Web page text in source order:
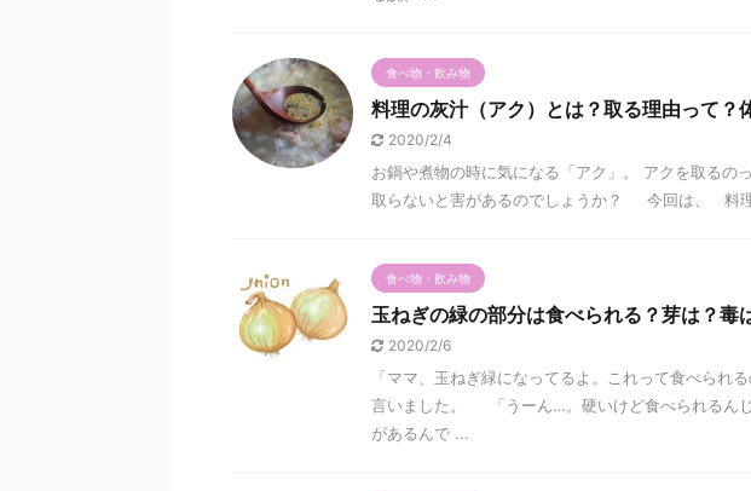
食べ物・飲み物
料理の灰汁（アク）とは？取る理由って？
2020/2/4
お鍋や煮物の時に気になる「アク」。 アクを取る
取らないと害があるのでしょうか？ 今回は、 料
食べ物・飲み物
玉ねぎの緑の部分は食べられる？芽は？毒
2020/2/6
「ママ、玉ねぎ緑になってるよ。これって食べられ
言いました。 「うーん…。硬いけど食べられるん
があるんで ...